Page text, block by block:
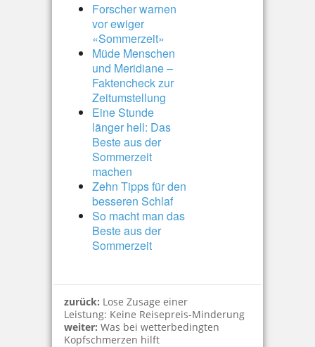
Forscher warnen
vor ewiger
«Sommerzeit»
Müde Menschen
und Meridiane –
Faktencheck zur
Zeitumstellung
Eine Stunde
länger hell: Das
Beste aus der
Sommerzeit
machen
Zehn Tipps für den
besseren Schlaf
So macht man das
Beste aus der
Sommerzeit
zurück: Lose Zusage einer
Leistung: Keine Reisepreis-Minderung
weiter: Was bei wetterbedingten
Kopfschmerzen hilft